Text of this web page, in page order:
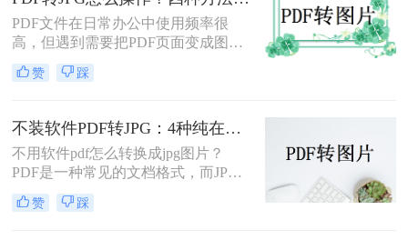
图片质量要求和操作习惯快速选择最
适合的方法。
PDF文件在日常办公中使用频率很
高，但遇到需要把PDF页面变成图片
插入文档、发微信、上传到只接受图
片格式的平台时，就得做格式转换。
据安全方面差异很大——截图法可能
模糊失真，在线工具有隐私顾虑，专
业软件又需要安装。选错方法不仅浪
费时间，还可能得到画质差的图片。
赞 踩
不装软件PDF转JPG：4种纯在线方案的转换效果和速度对比！
不用软件pdf怎么转换成jpg图片？
PDF是一种常见的文档格式，而JPG
是一种常见的图片格式。有时候，我
们需要将PDF文件转换成JPG图片。
赞 踩